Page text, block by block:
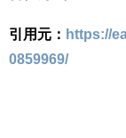
引用元： https://
0859969/